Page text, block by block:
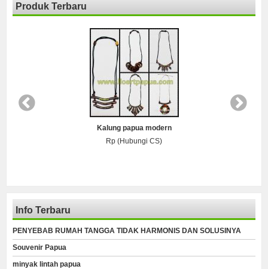
Produk Terbaru
Kalung papua modern
Rp (Hubungi CS)
Info Terbaru
PENYEBAB RUMAH TANGGA TIDAK HARMONIS DAN SOLUSINYA
Souvenir Papua
minyak lintah papua